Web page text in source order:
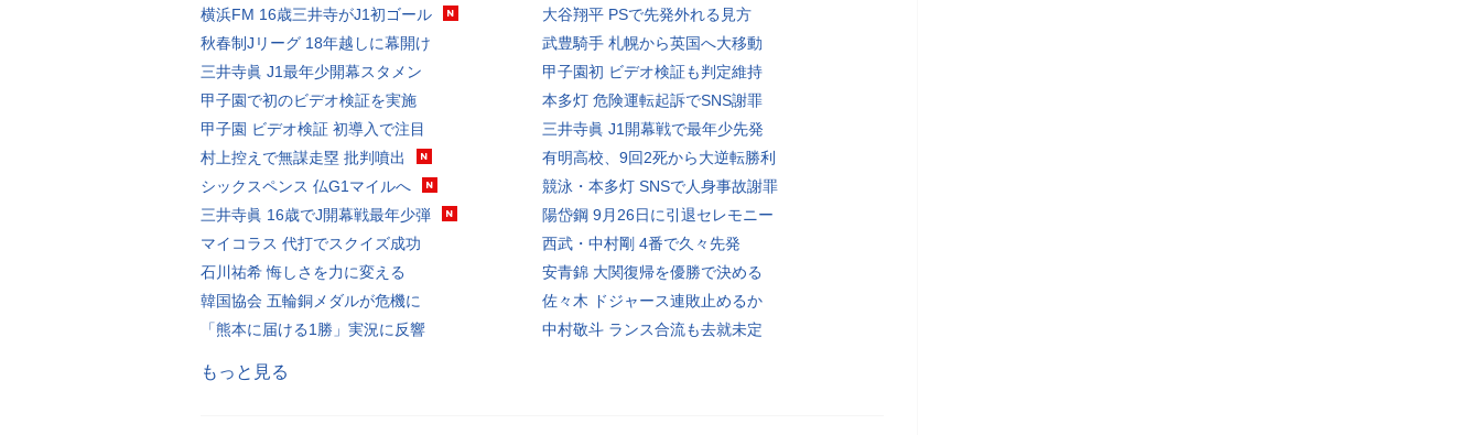
横浜FM 16歳三井寺がJ1初ゴール
秋春制Jリーグ 18年越しに幕開け
三井寺眞 J1最年少開幕スタメン
甲子園で初のビデオ検証を実施
甲子園 ビデオ検証 初導入で注目
村上控えで無謀走塁 批判噴出
シックスペンス 仏G1マイルへ
三井寺眞 16歳でJ開幕戦最年少弾
マイコラス 代打でスクイズ成功
石川祐希 悔しさを力に変える
韓国協会 五輪銅メダルが危機に
「熊本に届ける1勝」実況に反響
大谷翔平 PSで先発外れる見方
武豊騎手 札幌から英国へ大移動
甲子園初 ビデオ検証も判定維持
本多灯 危険運転起訴でSNS謝罪
三井寺眞 J1開幕戦で最年少先発
有明高校、9回2死から大逆転勝利
競泳・本多灯 SNSで人身事故謝罪
陽岱鋼 9月26日に引退セレモニー
西武・中村剛 4番で久々先発
安青錦 大関復帰を優勝で決める
佐々木 ドジャース連敗止めるか
中村敬斗 ランス合流も去就未定
もっと見る